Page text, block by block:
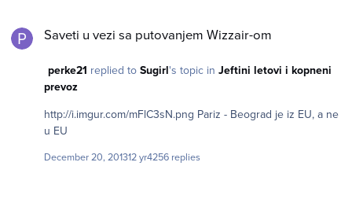
Saveti u vezi sa putovanjem Wizzair-om
perke21 replied to Sugirl's topic in Jeftini letovi i kopneni
prevoz
http://i.imgur.com/mFlC3sN.png Pariz - Beograd je iz EU, a ne
u EU
December 20, 201312 yr4256 replies